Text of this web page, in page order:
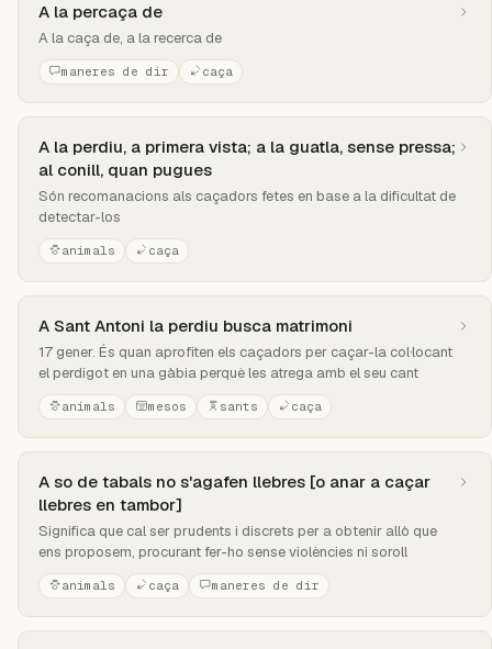
A la percaça de
A la caça de, a la recerca de
maneres de dir caça
A la perdiu, a primera vista; a la guatla, sense pressa;
al conill, quan pugues
Són recomanacions als caçadors fetes en base a la dificultat de
detectar-los
animals caça
A Sant Antoni la perdiu busca matrimoni
17 gener. És quan aprofiten els caçadors per caçar-la col·locant
el perdigot en una gàbia perquè les atrega amb el seu cant
animals mesos sants caça
A so de tabals no s'agafen llebres [o anar a caçar
llebres en tambor]
Significa que cal ser prudents i discrets per a obtenir allò que
ens proposem, procurant fer-ho sense violències ni soroll
animals caça maneres de dir